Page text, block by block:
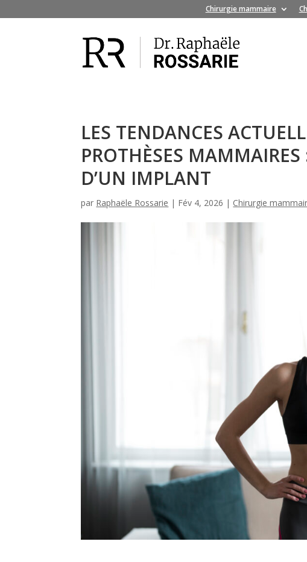
Chirurgie mammaire
LES TENDANCES
PROTHÈSES MAMMAIRES
D’UN IMPLANT
par Raphaële Rossarie | Fév 4, 2026 | Chirurgie